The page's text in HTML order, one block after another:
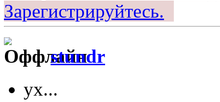
Зарегистрируйтесь.
stundr
ух...